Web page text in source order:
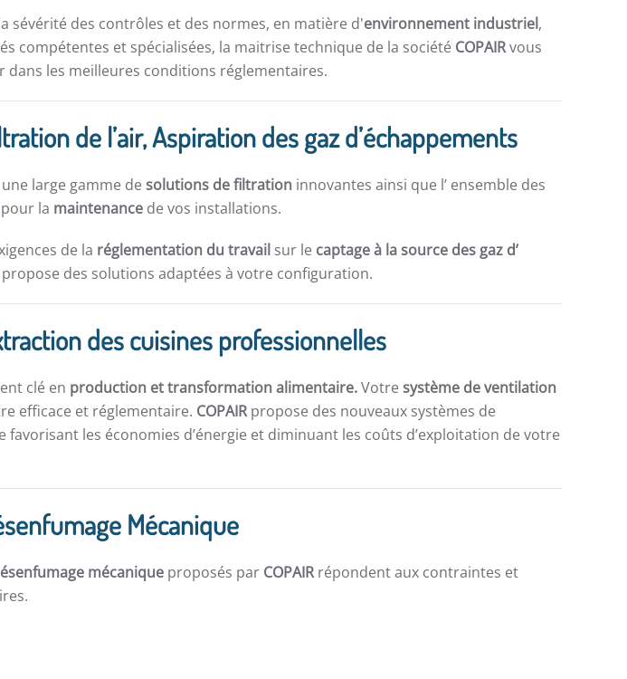
sévérité des contrôles et des normes, en matière d'environnement industriel,
compétentes et spécialisées, la maitrise technique de la société COPAIRvous
les meilleures conditions réglementaires.
de l’air, Aspiration des gaz d’échappements
large gamme desolutions de filtration innovantes ainsi que l’ ensemble des
pour la maintenance de vos installations.
de la réglementation du travail sur le captage à la source des gaz d’
des solutions adaptées à votre configuration.
des cuisines professionnelles
clé en production et transformation alimentaire.Votresystème de ventilation
efficace et réglementaire. COPAIRpropose des nouveaux systèmes de
favorisant les économies d’énergie et diminuant les coûts d’exploitation de votre
Mécanique
mécanique proposés par COPAIRrépondent aux contraintes et